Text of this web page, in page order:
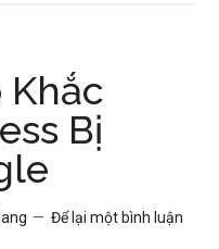
Khắc
Bị
Để lại một bình luận